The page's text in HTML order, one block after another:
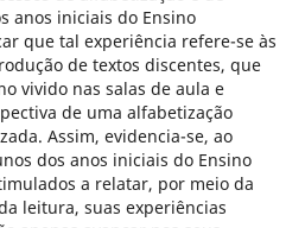
anos iniciais do Ensino
que tal experiência refere-se às
de textos discentes, que
vivido nas salas de aula e
de uma alfabetização
Assim, evidencia-se, ao
dos anos iniciais do Ensino
a relatar, por meio da
leitura, suas experiências